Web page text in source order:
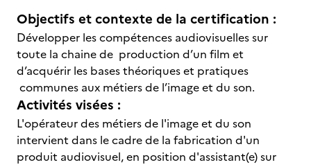
Objectifs et contexte de la certification :
Développer les compétences audiovisuelles sur
toute la chaine de production d’un film et
d’acquérir les bases théoriques et pratiques
communes aux métiers de l’image et du son.
Activités visées :
L'opérateur des métiers de l'image et du son
intervient dans le cadre de la fabrication d'un
produit audiovisuel, en position d'assistant(e) sur